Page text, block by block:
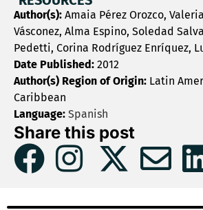
Author(s): Amaia Pérez Orozco,
Vásconez, Alma Espino, Soledad
Pedetti, Corina Rodríguez Enríquez,
Date Published: 2012
Author(s) Region of Origin: Latin
Caribbean
Language: Spanish
Share this post